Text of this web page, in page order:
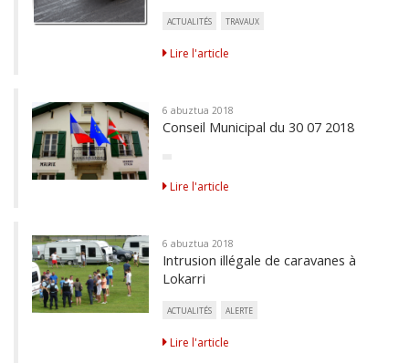
ACTUALITÉS TRAVAUX
Lire l'article
6 abuztua 2018
Conseil Municipal du 30 07 2018
Lire l'article
6 abuztua 2018
Intrusion illégale de caravanes à
Lokarri
ACTUALITÉS ALERTE
Lire l'article